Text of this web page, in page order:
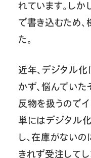
れています。しか
で書き込むため
た。
近年、デジタル化
かず、悩んでいた
反物を扱うのでイ
単にはデジタル
し、在庫がない
きれず受注して